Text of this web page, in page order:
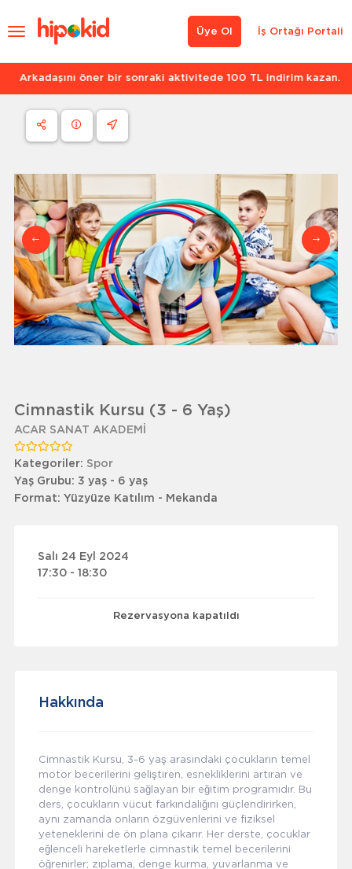
İş Ortağı Portali
Üye Ol
Arkadaşını öner bir sonraki aktivitede 100 TL indirim kazan.
Cimnastik Kursu (3 - 6 Yaş)
ACAR SANAT AKADEMİ
Kategoriler: Spor
Yaş Grubu: 3 yaş - 6 yaş
Format: Yüzyüze Katılım - Mekanda
Salı 24 Eyl 2024
17:30 - 18:30
Rezervasyona kapatıldı
Hakkında
Cimnastik Kursu, 3-6 yaş arasındaki çocukların temel
motor becerilerini geliştiren, esnekliklerini artıran ve
denge kontrolünü sağlayan bir eğitim programıdır. Bu
ders, çocukların vücut farkındalığını güçlendirirken,
aynı zamanda onların özgüvenlerini ve fiziksel
yeteneklerini de ön plana çıkarır. Her derste, çocuklar
eğlenceli hareketlerle cimnastik temel becerilerini
öğrenirler; zıplama, denge kurma, yuvarlanma ve